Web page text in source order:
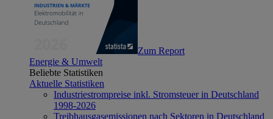
Zum Report
Energie & Umwelt
Beliebte Statistiken
Aktuelle Statistiken
Industriestrompreise inkl. Stromsteuer in Deutschland
1998-2026
Treibhausgasemissionen nach Sektoren in Deutschland